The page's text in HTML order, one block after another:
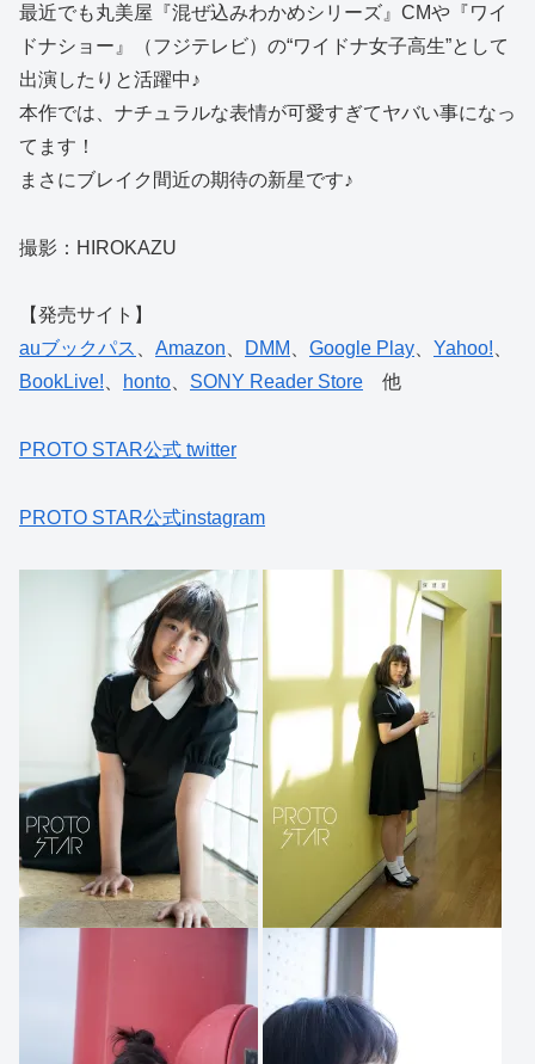
最近でも丸美屋『混ぜ込みわかめシリーズ』CMや『ワイ
ドナショー』（フジテレビ）の“ワイドナ女子高生”として
出演したりと活躍中♪
本作では、ナチュラルな表情が可愛すぎてヤバい事になっ
てます！
まさにブレイク間近の期待の新星です♪
撮影：HIROKAZU
【発売サイト】
auブックパス 、 Amazon、 DMM 、 Google Play、 Yahoo!、
BookLive!、 honto、 SONY Reader Store 他
PROTO STAR公式 twitter
PROTO STAR公式instagram